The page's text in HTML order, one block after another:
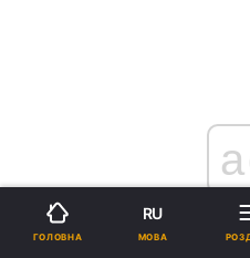
ГОЛОВНА
RU
МОВА